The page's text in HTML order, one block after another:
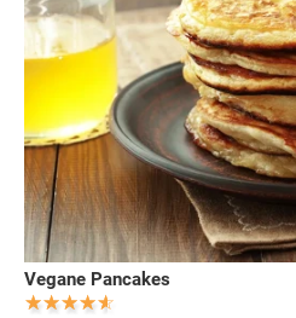
Vegane Pancakes